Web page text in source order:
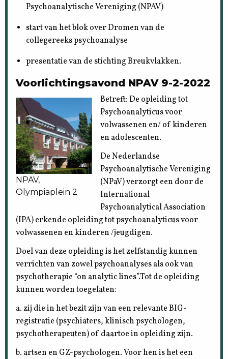
Psychoanalytische Vereniging (NPAV)
start van het blok over Dromen van de
collegereeks psychoanalyse
presentatie van de stichting Breukvlakken.
Voorlichtingsavond NPAV 9-2-2022
NPAV,
Olympiaplein 2
Betreft: De opleiding tot
Psychoanalyticus voor
volwassenen en/ of kinderen
en adolescenten.
De Nederlandse
Psychoanalytische Vereniging
(NPaV) verzorgt een door de
International
Psychoanalytical Association
(IPA) erkende opleiding tot psychoanalyticus voor
volwassenen en kinderen /jeugdigen.
Doel van deze opleiding is het zelfstandig kunnen
verrichten van zowel psychoanalyses als ook van
psychotherapie “on analytic lines”.Tot de opleiding
kunnen worden toegelaten:
a. zij die in het bezit zijn van een relevante BIG-
registratie (psychiaters, klinisch psychologen,
psychotherapeuten) of daartoe in opleiding zijn.
b. artsen en GZ-psychologen. Voor hen is het een